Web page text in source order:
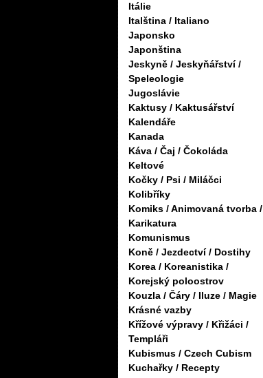
Itálie
Italština / Italiano
Japonsko
Japonština
Jeskyně / Jeskyňářství /
Speleologie
Jugoslávie
Kaktusy / Kaktusářství
Kalendáře
Kanada
Káva / Čaj / Čokoláda
Keltové
Kočky / Psi / Miláčci
Kolibříky
Komiks / Animovaná tvorba /
Karikatura
Komunismus
Koně / Jezdectví / Dostihy
Korea / Koreanistika /
Korejský poloostrov
Kouzla / Čáry / Iluze / Magie
Krásné vazby
Křížové výpravy / Křižáci /
Templáři
Kubismus / Czech Cubism
Kuchařky / Recepty